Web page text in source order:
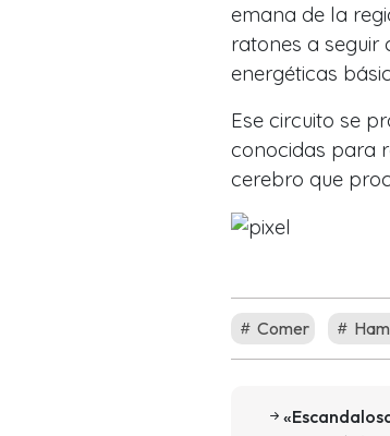
emana de la
ratones a seguir
energéticas
Ese circuito se
conocidas para
cerebro que
Comer